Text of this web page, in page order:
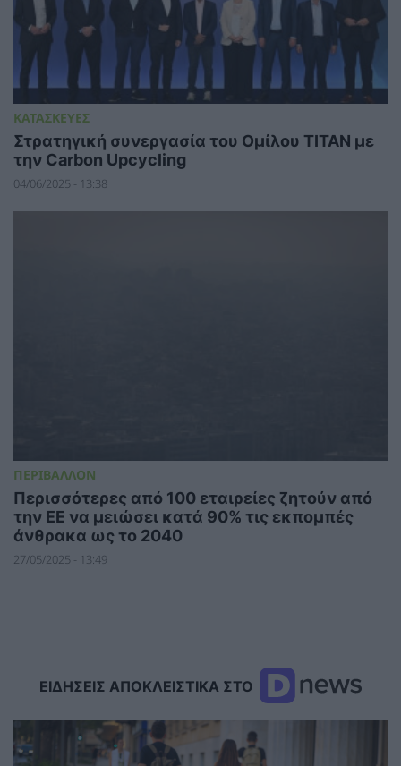
ΚΑΤΑΣΚΕΥΕΣ
Στρατηγική συνεργασία του Ομίλου ΤΙΤΑΝ με
την Carbon Upcycling
04/06/2025 - 13:38
ΠΕΡΙΒΑΛΛΟΝ
Περισσότερες από 100 εταιρείες ζητούν από
την ΕΕ να μειώσει κατά 90% τις εκπομπές
άνθρακα ως το 2040
27/05/2025 - 13:49
ΕΙΔΗΣΕΙΣ ΑΠΟΚΛΕΙΣΤΙΚΑ ΣΤΟ